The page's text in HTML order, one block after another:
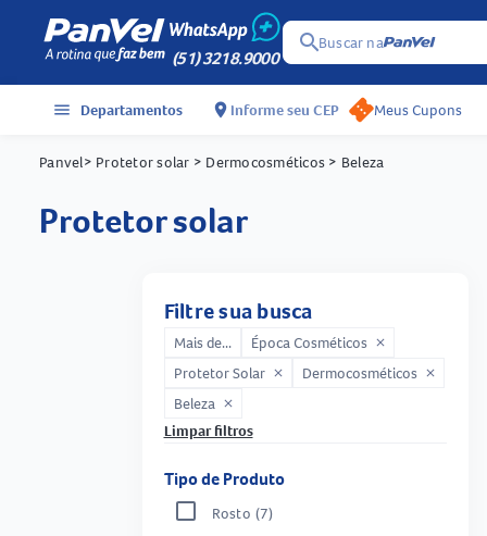
(51) 3218.9000
searchBuscar na
menu Departamentos location_on Informe seu CEP Meus Cupons
Panvel> Protetor solar > Dermocosméticos > Beleza
protetor solar
Filtre sua busca
Mais de... Época Cosméticos close
Protetor Solar close Dermocosméticos close
Beleza close
Limpar filtros
Tipo de Produto
Rosto (7)